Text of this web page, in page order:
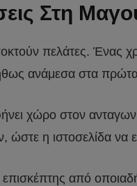
Στη
πελάτες.
ανάμεσα στα
χώρο στον
η ιστοσελίδα να
επισκέπτης από